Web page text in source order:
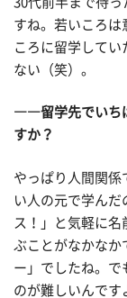
すね。若いころは
ころに留学してい
ない（笑）。
――留学先でいち
すか？
やっぱり人間関係
い人の元で学んだ
ス！」と気軽に
ぶことがなかな
ー」でしたね。で
のが難しいんです